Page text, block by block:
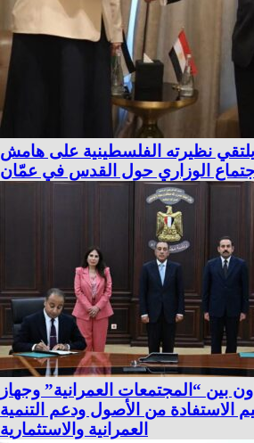
يلتقي نظيرته الفلسطينية على هامش
الوزاري حول القدس في عمّان
بين “المجتمعات العمرانية” وجهاز
من الأصول ودعم التنمية
العمرانية والاستثمارية